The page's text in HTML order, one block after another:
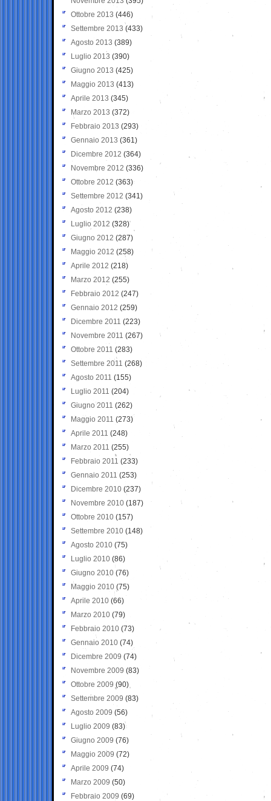
Ottobre 2013 (446)
Settembre 2013 (433)
Agosto 2013 (389)
Luglio 2013 (390)
Giugno 2013 (425)
Maggio 2013 (413)
Aprile 2013 (345)
Marzo 2013 (372)
Febbraio 2013 (293)
Gennaio 2013 (361)
Dicembre 2012 (364)
Novembre 2012 (336)
Ottobre 2012 (363)
Settembre 2012 (341)
Agosto 2012 (238)
Luglio 2012 (328)
Giugno 2012 (287)
Maggio 2012 (258)
Aprile 2012 (218)
Marzo 2012 (255)
Febbraio 2012 (247)
Gennaio 2012 (259)
Dicembre 2011 (223)
Novembre 2011 (267)
Ottobre 2011 (283)
Settembre 2011 (268)
Agosto 2011 (155)
Luglio 2011 (204)
Giugno 2011 (262)
Maggio 2011 (273)
Aprile 2011 (248)
Marzo 2011 (255)
Febbraio 2011 (233)
Gennaio 2011 (253)
Dicembre 2010 (237)
Novembre 2010 (187)
Ottobre 2010 (157)
Settembre 2010 (148)
Agosto 2010 (75)
Luglio 2010 (86)
Giugno 2010 (76)
Maggio 2010 (75)
Aprile 2010 (66)
Marzo 2010 (79)
Febbraio 2010 (73)
Gennaio 2010 (74)
Dicembre 2009 (74)
Novembre 2009 (83)
Ottobre 2009 (90)
Settembre 2009 (83)
Agosto 2009 (56)
Luglio 2009 (83)
Giugno 2009 (76)
Maggio 2009 (72)
Aprile 2009 (74)
Marzo 2009 (50)
Febbraio 2009 (69)